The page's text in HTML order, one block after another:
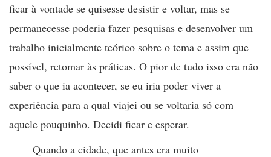
ficar à vontade se quisesse desistir e voltar, mas se
permanecesse poderia fazer pesquisas e desenvolver um
trabalho inicialmente teórico sobre o tema e assim que
possível, retomar às práticas. O pior de tudo isso era não
saber o que ia acontecer, se eu iria poder viver a
experiência para a qual viajei ou se voltaria só com
aquele pouquinho. Decidi ficar e esperar.
Quando a cidade, que antes era muito